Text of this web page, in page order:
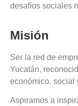
desafíos sociales
Misión
Ser la red de
Yucatán,
económico, social
Aspiramos a